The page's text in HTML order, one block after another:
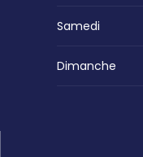
Samedi
Dimanche